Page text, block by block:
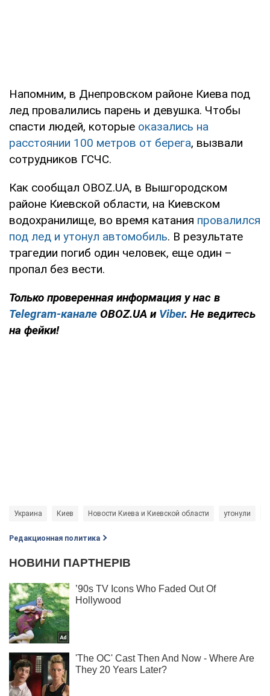
Напомним, в Днепровском районе Киева под
лед провалились парень и девушка. Чтобы
спасти людей, которые оказались на
расстоянии 100 метров от берега, вызвали
сотрудников ГСЧС.
Как сообщал OBOZ.UA, в Вышгородском
районе Киевской области, на Киевском
водохранилище, во время катания провалился
под лед и утонул автомобиль. В результате
трагедии погиб один человек, еще один –
пропал без вести.
Только проверенная информация у нас в
Telegram-канале OBOZ.UA и Viber. Не ведитесь
на фейки!
Украина Киев Новости Киева и Киевской области утонули
Редакционная политика